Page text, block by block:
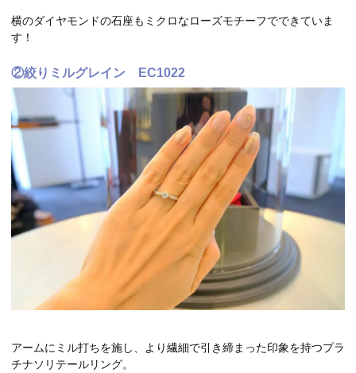
横のダイヤモンドの石座もミクロなローズモチーフでできていま
す！
②絞りミルグレイン EC1022
アームにミル打ちを施し、より繊細で引き締まった印象を持つプラ
チナソリテールリング。